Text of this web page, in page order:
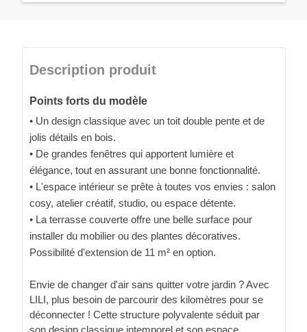
Description produit
Points forts du modèle
• Un design classique avec un toit double pente et de
jolis détails en bois.
• De grandes fenêtres qui apportent lumière et
élégance, tout en assurant une bonne fonctionnalité.
• L'espace intérieur se prête à toutes vos envies : salon
cosy, atelier créatif, studio, ou espace détente.
• La terrasse couverte offre une belle surface pour
installer du mobilier ou des plantes décoratives.
Possibilité d'extension de 11 m² en option.
Envie de changer d'air sans quitter votre jardin ? Avec
LILI, plus besoin de parcourir des kilomètres pour se
déconnecter ! Cette structure polyvalente séduit par
son design classique intemporel et son espace